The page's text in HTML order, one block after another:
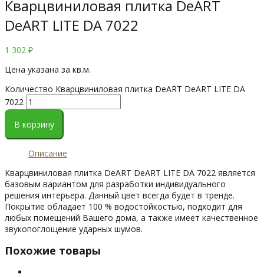
Кварцвиниловая плитка DeART
DeART LITE DA 7022
1 302 ₽
Цена указана за кв.м.
Количество Кварцвиниловая плитка DeART DeART LITE DA
7022
В корзину
Описание
Кварцвиниловая плитка DeART DeART LITE DA 7022 является
базовым вариантом для разработки индивидуального
решения интерьера. Данный цвет всегда будет в тренде.
Покрытие обладает 100 % водостойкостью, подходит для
любых помещений Вашего дома, а также имеет качественное
звукопоглощение ударных шумов.
Похожие товары